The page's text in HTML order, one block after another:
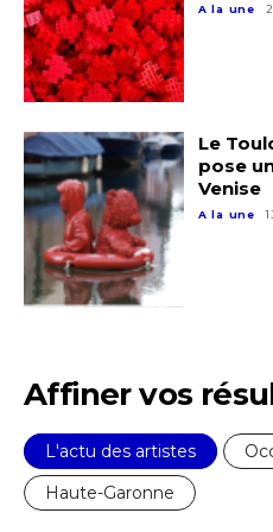
A la une
Le
pose
Venise
A la une
Affiner vos
L'actu des artistes
Haute-Garonne